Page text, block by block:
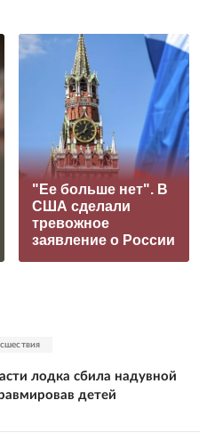
"Ее больше нет". В
США сделали
тревожное
заявление о России
лодка сбила надувной
детей